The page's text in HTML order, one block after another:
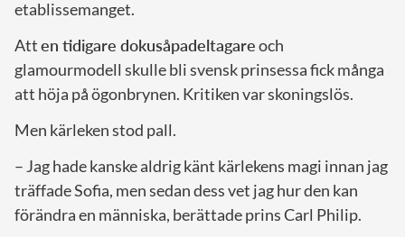
etablissemanget.
Atten tidigare dokusåpadeltagareoch
glamourmodell skulle bli svensk prinsessa fick många
att höja på ögonbrynen. Kritiken var skoningslös.
Men kärleken stod pall.
– Jag hade kanske aldrig känt kärlekens magi innan jag
träffade Sofia, men sedan dess vet jag hur den kan
förändra en människa, berättade prins Carl Philip.